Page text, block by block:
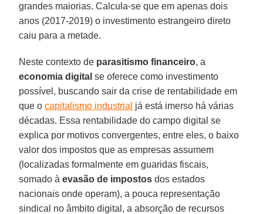
grandes maiorias. Calcula-se que em apenas dois
anos (2017-2019) o investimento estrangeiro direto
caiu para a metade.
Neste contexto de parasitismo financeiro, a
economia digital se oferece como investimento
possível, buscando sair da crise de rentabilidade em
que ocapitalismo industrial já está imerso há várias
décadas. Essa rentabilidade do campo digital se
explica por motivos convergentes, entre eles, o baixo
valor dos impostos que as empresas assumem
(localizadas formalmente em guaridas fiscais,
somado àevasão de impostos dos estados
nacionais onde operam), a pouca representação
sindical no âmbito digital, a absorção de recursos